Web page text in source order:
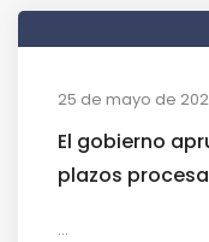
25 de mayo de
El gobierno
plazos
...